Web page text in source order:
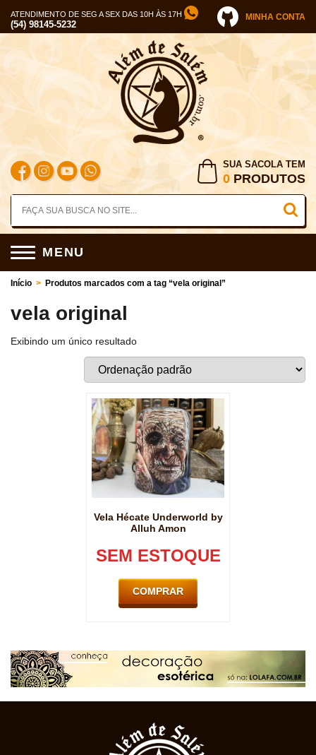
ATENDIMENTO DE SEG A SEX DAS 10H ÀS 17H
(54) 98145-5232
MINHA CONTA
SUA SACOLA TEM
0 PRODUTOS
MENU
Início > Produtos marcados com a tag “vela original”
vela original
Exibindo um único resultado
Vela Hécate Underworld by
Alluh Amon
SEM ESTOQUE
COMPRAR